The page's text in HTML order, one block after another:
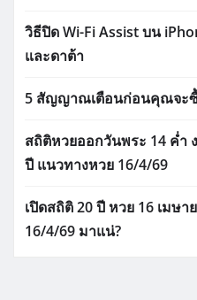
วิธีปิด Wi-Fi Assist บน
และดาต้า
5 สัญญาณเตือนก่อนคุณจะซื้
สถิติหวยออกวันพระ 14 ค่ำ
ปี แนวทางหวย 16/4/69
เปิดสถิติ 20 ปี หวย 16 เมษ
16/4/69 มาแน่?